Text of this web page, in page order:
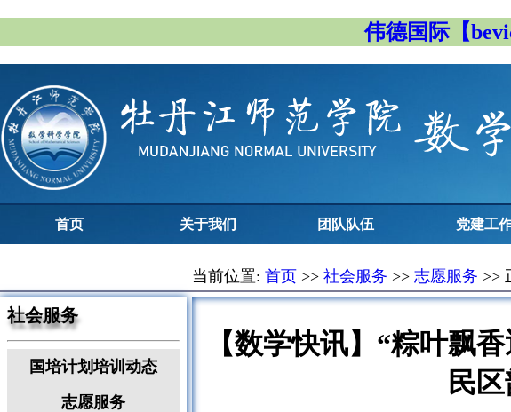
伟德国际【
首页 关于我们 团队队伍 党建工
当前位置: 首页 >> 社会服务 >> 志愿服务 >>
社会服务
国培计划培训动态
志愿服务
【数学快讯】“粽叶飘
民